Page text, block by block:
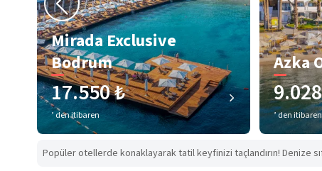
Mirada Exclusive
Bodrum
17.550 ₺
’ den itibaren
Azka
’ den itibaren
Popüler otellerde konaklayarak tatil keyfinizi taçlandırın!